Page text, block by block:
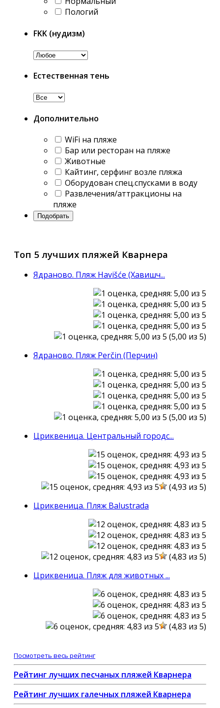
Пологий
FKK (нудизм)
Естественная тень
Дополнительно
WiFi на пляже
Бар или ресторан на пляже
Животные
Кайтинг, серфинг возле пляжа
Оборудован спец.спусками в воду
Развлечения/аттракционы на
пляже
Топ 5 лучших пляжей Кварнера
Ядраново. Пляж Havišće (Хавишч...
(5,00 из 5)
Ядраново. Пляж Perčin (Перчин)
(5,00 из 5)
Цриквеница. Центральный городс...
(4,93 из 5)
Цриквеница. Пляж Balustrada
(4,83 из 5)
Цриквеница. Пляж для животных ...
(4,83 из 5)
Посмотреть весь рейтинг
Рейтинг лучших песчаных пляжей Кварнера
Рейтинг лучших галечных пляжей Кварнера